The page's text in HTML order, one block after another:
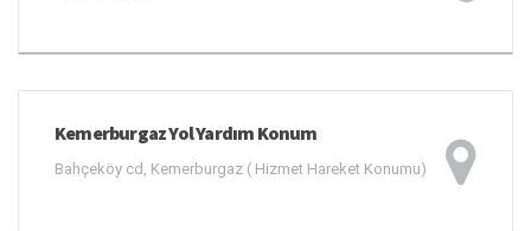
Kemerburgaz Yol Yardım Konum
Bahçeköy cd, Kemerburgaz ( Hizmet Hareket Konumu)